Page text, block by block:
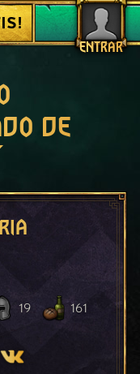
ENTRAR
de
19 161